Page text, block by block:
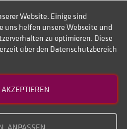
Website. Einige sind
uns helfen unsere Webseite und
zu optimieren. Diese
über den Datenschutzbereich